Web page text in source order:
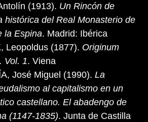
(1913). Un Rincón de
histórica del Real Monasterio de
la Espina. Madrid: Ibérica
Leopoldus (1877). Originum
Vol. 1. Viena
José Miguel (1990). La
al capitalismo en un
castellano. El abadengo de
(1147-1835). Junta de Castilla